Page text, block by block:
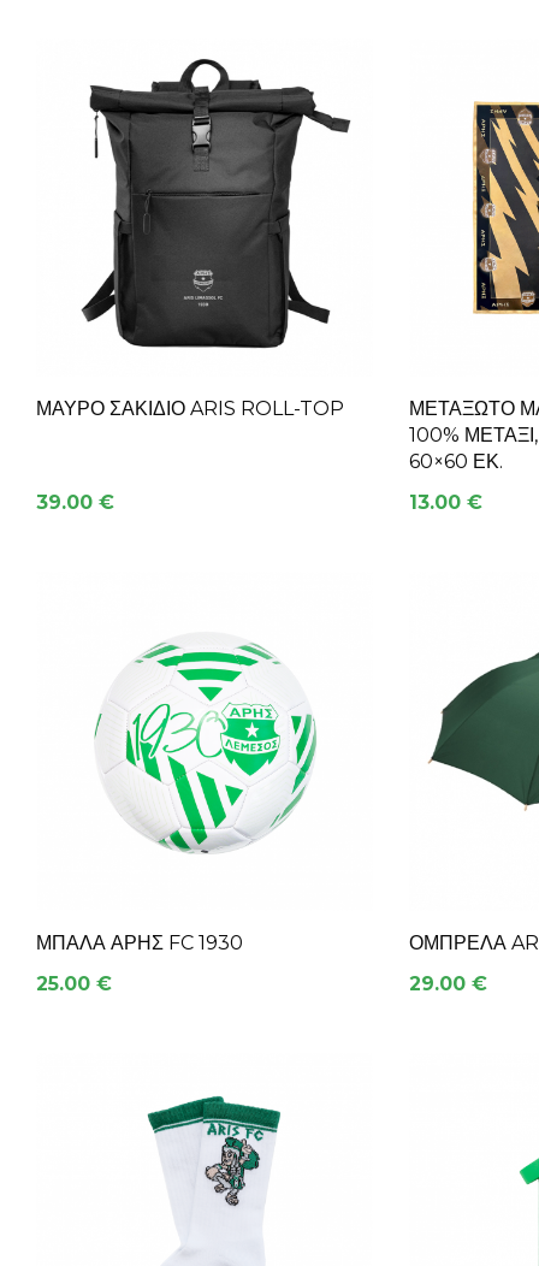
ΜΑΥΡΟ ΣΑΚΙΔΙΟ ARIS ROLL-TOP
39.00 €
ΜΕΤΑΞΩΤΌ
100%
60×60 ΕΚ.
13.00 €
ΜΠΆΛΑ ΑΡΗΣ FC 1930
25.00 €
ΟΜΠΡΕΛΑ
29.00 €